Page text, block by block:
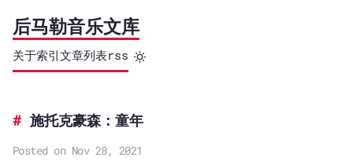
后马勒音乐文库
关于索引文章列表rss
施托克豪森：童年
Posted on Nov 28, 2021